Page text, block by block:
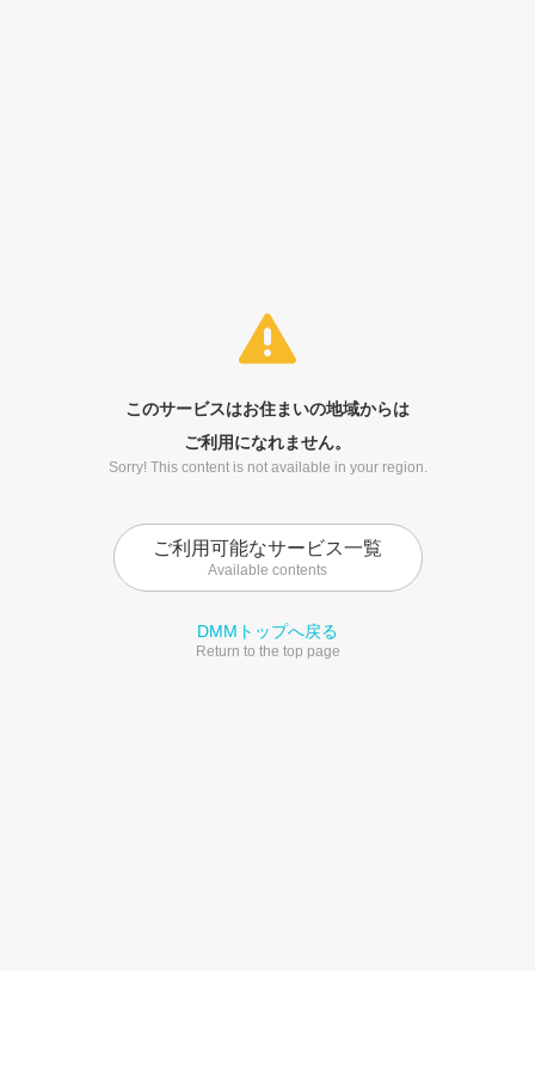
このサービスはお住まいの地域からは
ご利用になれません。
Sorry! This content is not available in your region.
ご利用可能なサービス一覧
Available contents
DMMトップへ戻る
Return to the top page